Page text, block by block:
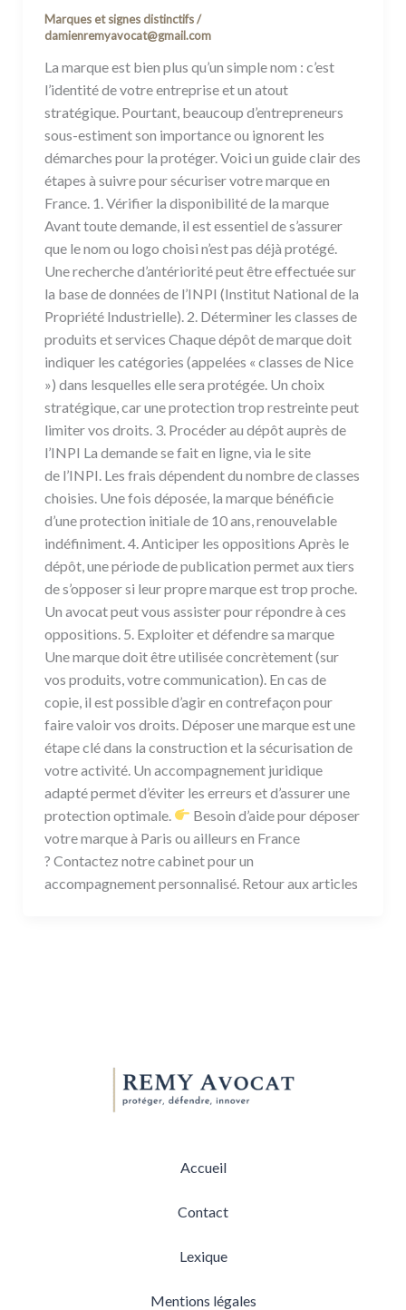
Marques et signes distinctifs/
damienremyavocat@gmail.com
La marque est bien plus qu’un simple nom : c’est
l’identité de votre entreprise et un atout
stratégique. Pourtant, beaucoup d’entrepreneurs
sous-estiment son importance ou ignorent les
démarches pour la protéger. Voici un guide clair des
étapes à suivre pour sécuriser votre marque en
France. 1. Vérifier la disponibilité de la marque
Avant toute demande, il est essentiel de s’assurer
que le nom ou logo choisi n’est pas déjà protégé.
Une recherche d’antériorité peut être effectuée sur
la base de données de l’INPI (Institut National de la
Propriété Industrielle). 2. Déterminer les classes de
produits et services Chaque dépôt de marque doit
indiquer les catégories (appelées « classes de Nice
») dans lesquelles elle sera protégée. Un choix
stratégique, car une protection trop restreinte peut
limiter vos droits. 3. Procéder au dépôt auprès de
l’INPI La demande se fait en ligne, via le site
de l’INPI. Les frais dépendent du nombre de classes
choisies. Une fois déposée, la marque bénéficie
d’une protection initiale de 10 ans, renouvelable
indéfiniment. 4. Anticiper les oppositions Après le
dépôt, une période de publication permet aux tiers
de s’opposer si leur propre marque est trop proche.
Un avocat peut vous assister pour répondre à ces
oppositions. 5. Exploiter et défendre sa marque
Une marque doit être utilisée concrètement (sur
vos produits, votre communication). En cas de
copie, il est possible d’agir en contrefaçon pour
faire valoir vos droits. Déposer une marque est une
étape clé dans la construction et la sécurisation de
votre activité. Un accompagnement juridique
adapté permet d’éviter les erreurs et d’assurer une
protection optimale.
Besoin d’aide pour déposer
votre marque à Paris ou ailleurs en France
? Contactez notre cabinet pour un
accompagnement personnalisé. Retour aux articles
Accueil
Contact
Lexique
Mentions légales